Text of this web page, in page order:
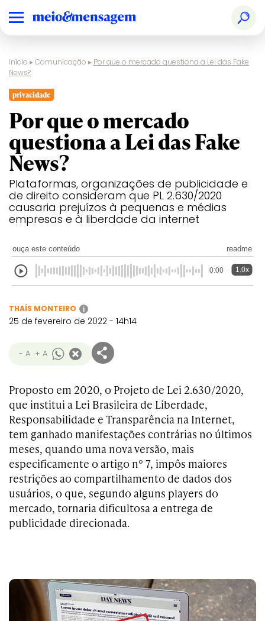
Início ▸Comunicação ▸ Por que o mercado questiona a Lei das Fake
News?
privacidade
Por que o mercado
questiona a Lei das Fake
News?
Plataformas, organizações de publicidade e
de direito consideram que PL 2.630/2020
causaria prejuízos à pequenas e médias
empresas e à liberdade da internet
ouça este conteúdo readme
0:00 1.0x
THAÍS MONTEIRO i
25 de fevereiro de 2022 - 14h14
- A + A
Proposto em 2020, o Projeto de Lei 2.630/2020,
que institui a Lei Brasileira de Liberdade,
Responsabilidade e Transparência na Internet,
tem ganhado manifestações contrárias no últimos
meses, quando uma nova versão, mais
especificamente o artigo nº 7, impôs maiores
restrições ao compartilhamento de dados dos
usuários, o que, segundo alguns players do
mercado, tornaria dificultosa a entrega de
publicidade direcionada.